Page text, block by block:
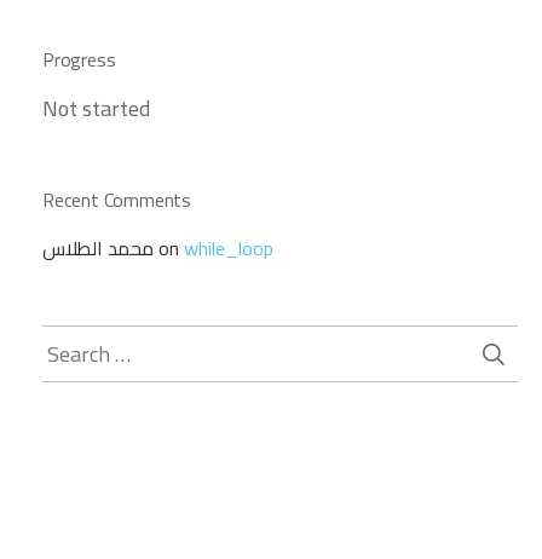
Progress
Not started
Recent Comments
محمد الطلاسonwhile_loop
Search
for: